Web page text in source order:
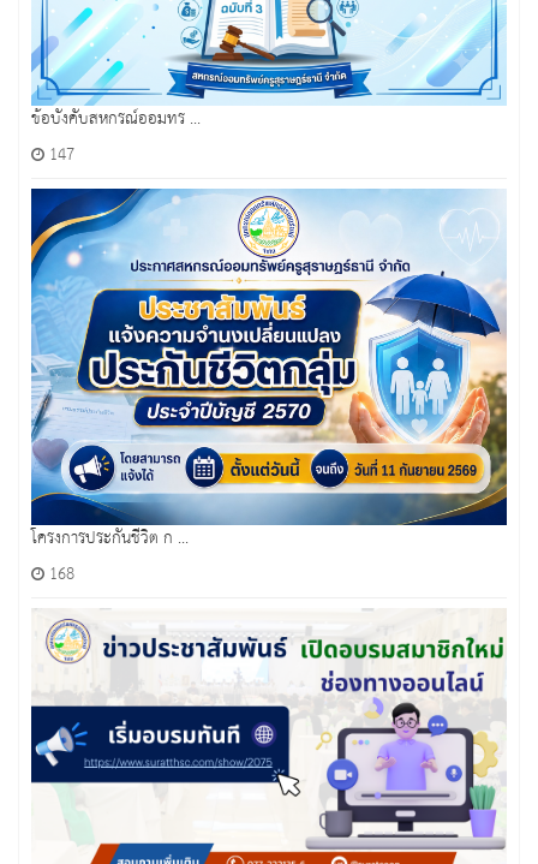
ข้อบังคับสหกรณ์ออมทร ...
147
โครงการประกันชีวิต ก ...
168